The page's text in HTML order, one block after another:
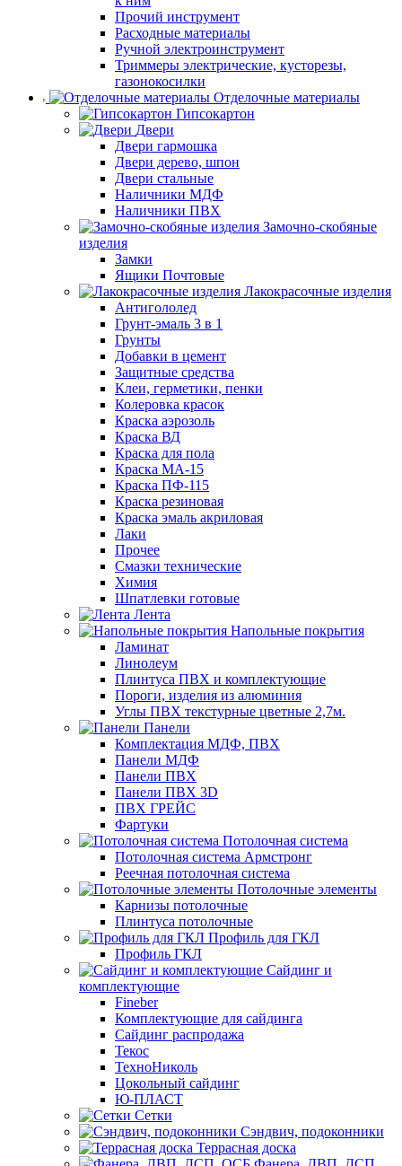
Прочий инструмент
Расходные материалы
Ручной электроинструмент
Триммеры электрические, кусторезы,
газонокосилки
Отделочные материалы
Гипсокартон
Двери
Двери гармошка
Двери дерево, шпон
Двери стальные
Наличники МДФ
Наличники ПВХ
Замочно-скобяные
изделия
Замки
Ящики Почтовые
Лакокрасочные изделия
Антигололед
Грунт-эмаль 3 в 1
Грунты
Добавки в цемент
Защитные средства
Клеи, герметики, пенки
Колеровка красок
Краска аэрозоль
Краска ВД
Краска для пола
Краска МА-15
Краска ПФ-115
Краска резиновая
Краска эмаль акриловая
Лаки
Прочее
Смазки технические
Химия
Шпатлевки готовые
Лента
Напольные покрытия
Ламинат
Линолеум
Плинтуса ПВХ и комплектующие
Пороги, изделия из алюминия
Углы ПВХ текстурные цветные 2,7м.
Панели
Комплектация МДФ, ПВХ
Панели МДФ
Панели ПВХ
Панели ПВХ 3D
ПВХ ГРЕЙС
Фартуки
Потолочная система
Потолочная система Армстронг
Реечная потолочная система
Потолочные элементы
Карнизы потолочные
Плинтуса потолочные
Профиль для ГКЛ
Профиль ГКЛ
Сайдинг и
комплектующие
Fineber
Комплектующие для сайдинга
Сайдинг распродажа
Текос
ТехноНиколь
Цокольный сайдинг
Ю-ПЛАСТ
Сетки
Сэндвич, подоконники
Террасная доска